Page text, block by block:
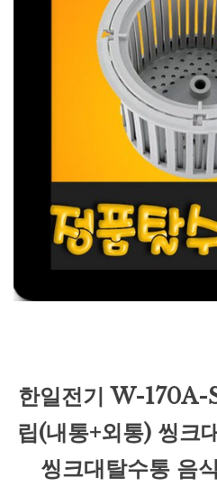
한일전기 W-170A-
립(내통+외통) 씽크
씽크대탈수통 음